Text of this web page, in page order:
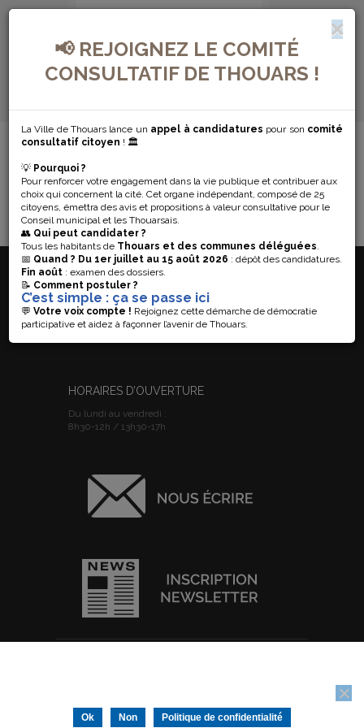
📢 REJOIGNEZ LE COMITÉ
CONSULTATIF DE THOUARS !
La Ville de Thouars lance un appel à candidatures pour son comité
consultatif citoyen ! 🏛️
💡 Pourquoi ?
Pour renforcer votre engagement dans la vie publique et contribuer aux
choix qui concernent la cité. Cet organe indépendant, composé de 25
citoyens, émettra des avis et propositions à valeur consultative pour le
Conseil municipal et les Thouarsais.
👥 Qui peut candidater ?
Tous les habitants de Thouars et des communes déléguées.
📅 Quand ? Du 1er juillet au 15 août 2026 : dépôt des candidatures.
Fin août : examen des dossiers.
📝 Comment postuler ?
C’est simple : ça se passe ici
💬 Votre voix compte ! Rejoignez cette démarche de démocratie
participative et aidez à façonner l’avenir de Thouars.
MENU DE NAVIGATION...
VILLE ACTIVE
VILLE DE THOUARS
Hôtel de Ville
14 place Saint-Laon – CS50183
79103 Thouars Cedex
HORAIRES D’OUVERTURE
Du lundi au vendredi :
8h30-12h / 13h30-17h
Tous droits réservés © Ville de Thouars -
Conception/Réalisation :IGNIS Communication
Ok Non Politique de confidentialité